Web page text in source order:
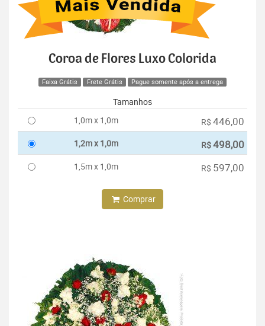
Coroa de Flores Luxo Colorida
Faixa Grátis Frete Grátis Pague somente após a entrega
Tamanhos
1,0m x 1,0m
R$ 446,00
1,2m x 1,0m R$498,00
1,5m x 1,0m R$ 597,00
Comprar